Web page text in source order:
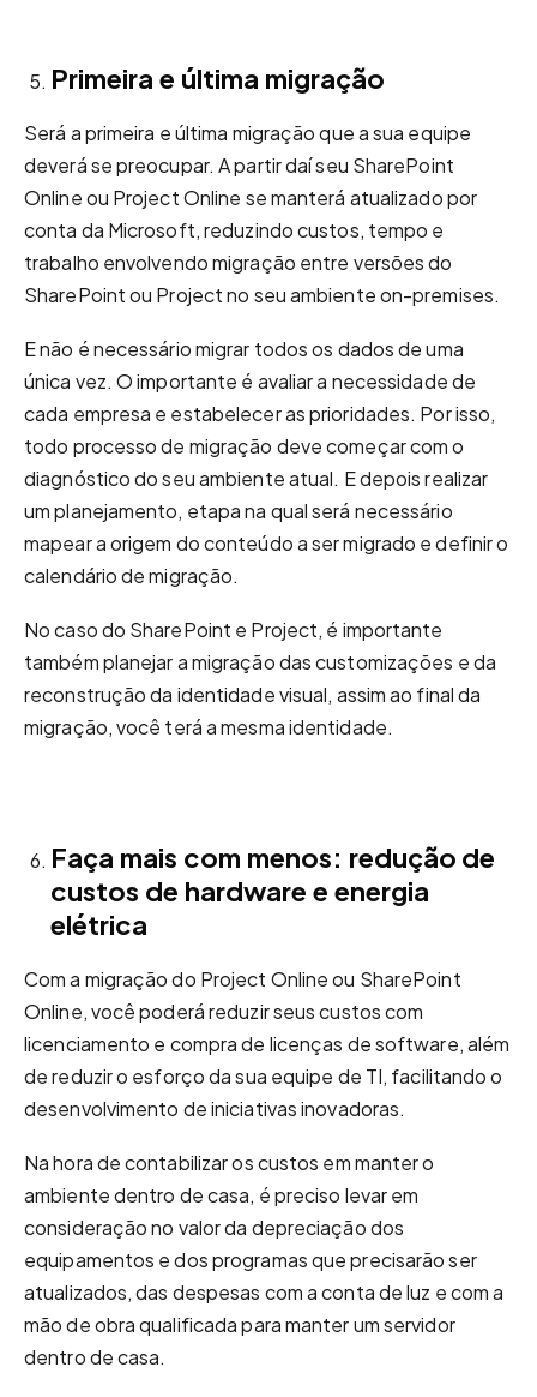
Primeira e última migração
Será a primeira e última migração que a sua equipe
deverá se preocupar. A partir daí seu SharePoint
Online ou Project Online se manterá atualizado por
conta da Microsoft, reduzindo custos, tempo e
trabalho envolvendo migração entre versões do
SharePoint ou Project no seu ambiente on-premises.
E não é necessário migrar todos os dados de uma
única vez. O importante é avaliar a necessidade de
cada empresa e estabelecer as prioridades. Por isso,
todo processo de migração deve começar com o
diagnóstico do seu ambiente atual. E depois realizar
um planejamento, etapa na qual será necessário
mapear a origem do conteúdo a ser migrado e definir o
calendário de migração.
No caso do SharePoint e Project, é importante
também planejar a migração das customizações e da
reconstrução da identidade visual, assim ao final da
migração, você terá a mesma identidade.
Faça mais com menos: redução de
custos de hardware e energia
elétrica
Com a migração do Project Online ou SharePoint
Online, você poderá reduzir seus custos com
licenciamento e compra de licenças de software, além
de reduzir o esforço da sua equipe de TI, facilitando o
desenvolvimento de iniciativas inovadoras.
Na hora de contabilizar os custos em manter o
ambiente dentro de casa, é preciso levar em
consideração no valor da depreciação dos
equipamentos e dos programas que precisarão ser
atualizados, das despesas com a conta de luz e com a
mão de obra qualificada para manter um servidor
dentro de casa.